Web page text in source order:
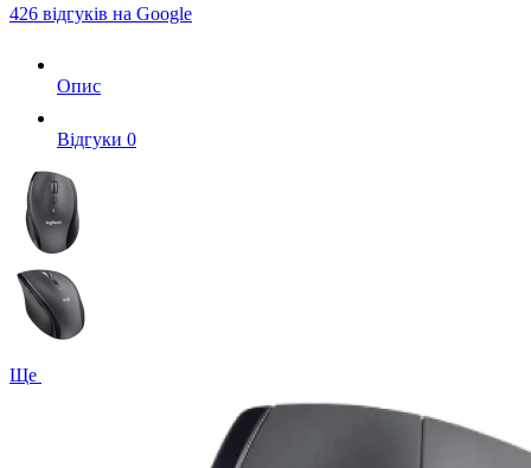
426 відгуків на Google
Опис
Вiдгуки 0
Ще